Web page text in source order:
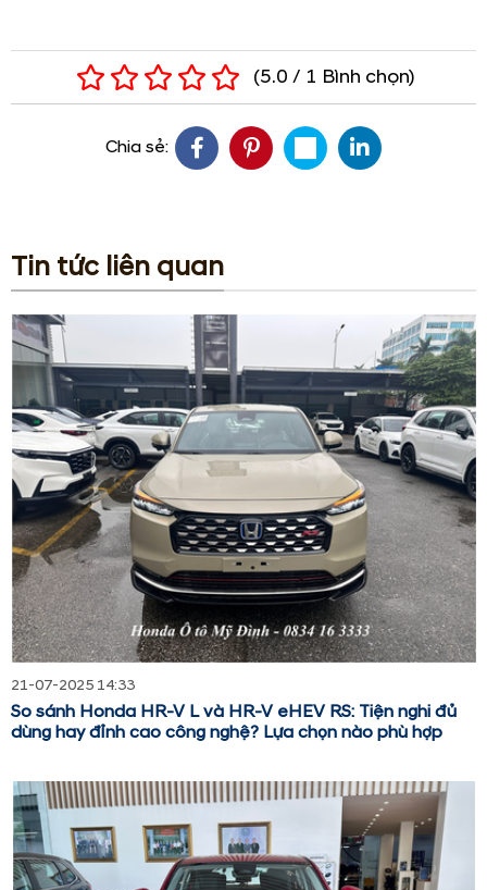
(5.0 / 1 Bình chọn)
Chia sẻ:
Tin tức liên quan
21-07-2025 14:33
So sánh Honda HR-V L và HR-V eHEV RS: Tiện nghi đủ
dùng hay đỉnh cao công nghệ? Lựa chọn nào phù hợp